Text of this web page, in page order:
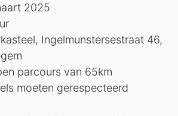
2025
Ingelmunstersestraat 46,
parcours van 65km
moeten gerespecteerd